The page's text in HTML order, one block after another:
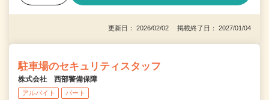
更新日： 2026/02/02 掲載終了日： 2027/01/04
駐車場のセキュリティスタッフ
株式会社 西部警備保障
アルバイト パート